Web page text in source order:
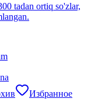
tadan ortiq so'zlar,
Избранное